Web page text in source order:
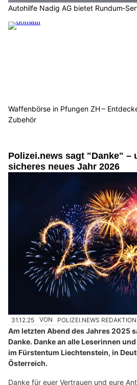
Autohilfe Nadig AG bietet
Waffenbörse in Pfungen ZH –
Zubehör
Polizei.news sagt "Danke" –
sicheres neues Jahr 2026
31.12.25 VON POLIZEI.NEWS REDAKTION
Am letzten Abend des Jahres 2025
Danke. Danke an alle Leserinnen
im Fürstentum Liechtenstein, in
Österreich.
Danke für euer Vertrauen und eure